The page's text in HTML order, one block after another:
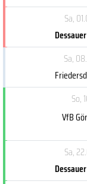
Sa,
Sa,
So,
VfB
Sa,